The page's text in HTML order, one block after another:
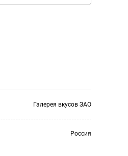
Галерея вкусов ЗАО
Россия